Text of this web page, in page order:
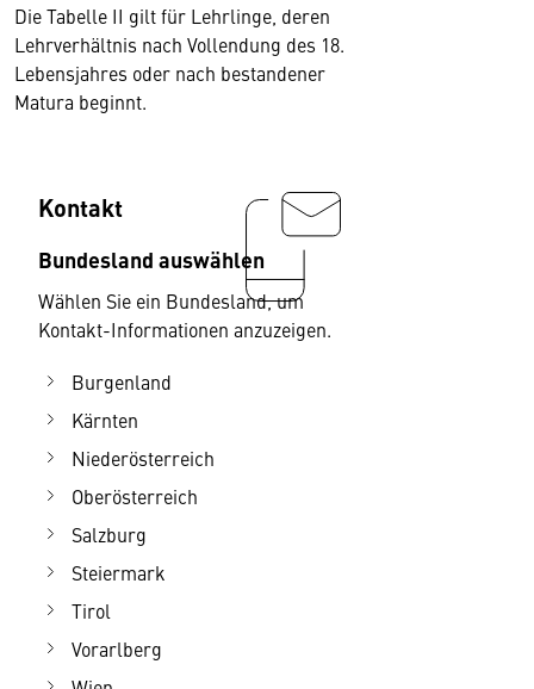
Die Tabelle II gilt für Lehrlinge, deren
Lehrverhältnis nach Vollendung des 18.
Lebensjahres oder nach bestandener
Matura beginnt.
Kontakt
Bundesland auswählen
Wählen Sie ein Bundesland, um
Kontakt-Informationen anzuzeigen.
Burgenland
Kärnten
Niederösterreich
Oberösterreich
Salzburg
Steiermark
Tirol
Vorarlberg